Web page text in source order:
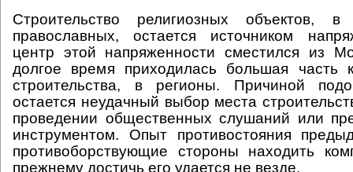
Строительство религиозных объектов,
православных, остается источником
центр этой напряженности сместился из
долгое время приходилась большая часть
строительства, в регионы. Причиной
остается неудачный выбор места
проведении общественных слушаний или
инструментом. Опыт противостояния
противоборствующие стороны находить
прежнему достичь его удается не везде.